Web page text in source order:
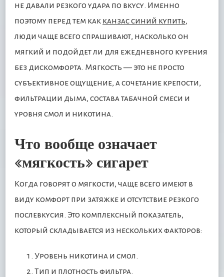
не давали резкого удара по вкусу. Именно
поэтому перед тем как канзас синий купить,
люди чаще всего спрашивают, насколько он
мягкий и подойдет ли для ежедневного курения
без дискомфорта. Мягкость — это не просто
субъективное ощущение, а сочетание крепости,
фильтрации дыма, состава табачной смеси и
уровня смол и никотина.
Что вообще означает
«мягкость» сигарет
Когда говорят о мягкости, чаще всего имеют в
виду комфорт при затяжке и отсутствие резкого
послевкусия. Это комплексный показатель,
который складывается из нескольких факторов:
Уровень никотина и смол.
Тип и плотность фильтра.